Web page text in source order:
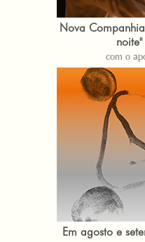
Nova
com o
Em agosto e